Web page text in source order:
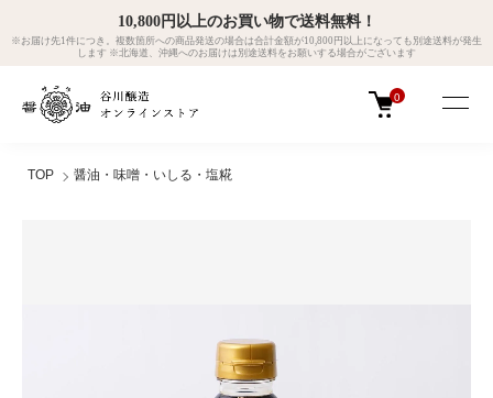
10,800円以上のお買い物で送料無料！
※お届け先1件につき。複数箇所への商品発送の場合は合計金額が10,800円以上になっても別途送料が発生
します ※北海道、沖縄へのお届けは別途送料をお願いする場合がございます
0
TOP 醤油・味噌・いしる・塩糀